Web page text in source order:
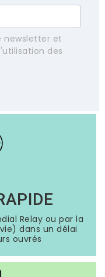
newsletter et
des
Relay ou par la
dans un délai
ouvrés